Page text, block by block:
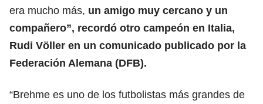
era mucho más, un amigo muy cercano y un
compañero”, recordó otro campeón en Italia,
Rudi Völler en un comunicado publicado por la
Federación Alemana (DFB).
“Brehme es uno de los futbolistas más grandes de